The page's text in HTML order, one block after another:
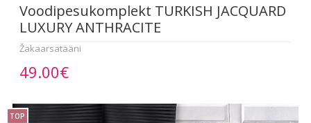
Voodipesukomplekt TURKISH JACQUARD
LUXURY ANTHRACITE
Žakaarsatääni
49.00€
TOP